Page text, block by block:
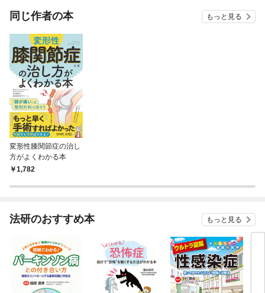
同じ作者の本 もっと見る
変形性膝関節症の治し
方がよくわかる本
1,782
法研のおすすめ本 もっと見る